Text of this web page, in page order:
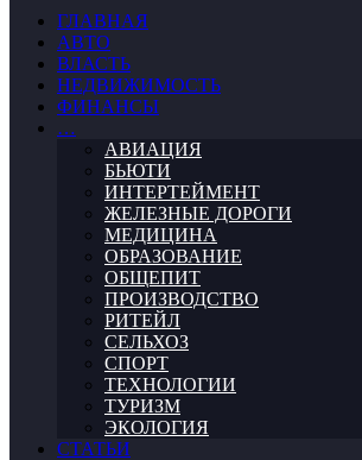
ГЛАВНАЯ
АВТО
ВЛАСТЬ
НЕДВИЖИМОСТЬ
ФИНАНСЫ
…
АВИАЦИЯ
БЬЮТИ
ИНТЕРТЕЙМЕНТ
ЖЕЛЕЗНЫЕ ДОРОГИ
МЕДИЦИНА
ОБРАЗОВАНИЕ
ОБЩЕПИТ
ПРОИЗВОДСТВО
РИТЕЙЛ
СЕЛЬХОЗ
СПОРТ
ТЕХНОЛОГИИ
ТУРИЗМ
ЭКОЛОГИЯ
СТАТЬИ